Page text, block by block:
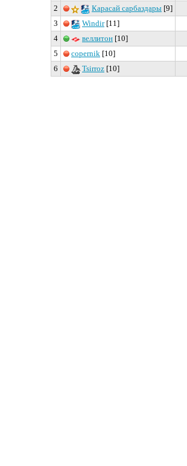
2 Карасай сарбаздары [9]
3
Windir[11]
4
веллитон [10]
5
copernik [10]
6
Tsirroz [10]